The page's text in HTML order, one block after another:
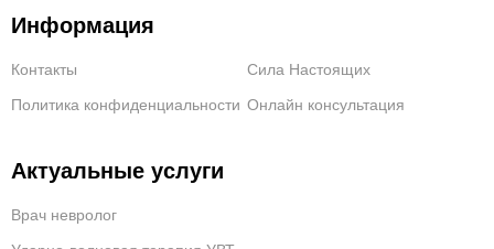
Информация
Контакты
Сила Настоящих
Политика конфиденциальности Онлайн консультация
Актуальные услуги
Врач невролог